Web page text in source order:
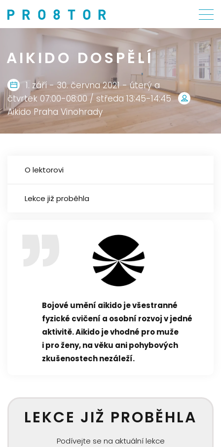
AIKIDO DOSPĚLÍ
1. září - 30. června 2021 - úterý a
čtvrtek 07:00-08:00 / středa 13:45-14:45
Aikido Praha Vinohrady
O lektorovi
Lekce již proběhla
Bojové umění aikido je všestranné
fyzické cvičení a osobní rozvoj v jedné
aktivitě. Aikido je vhodné pro muže
i pro ženy, na věku ani pohybových
zkušenostech nezáleží.
LEKCE JIŽ PROBĚHLA
Podívejte se na aktuální lekce